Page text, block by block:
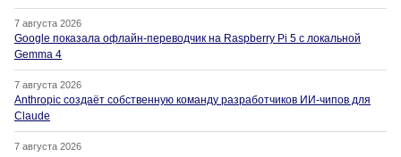
7 августа 2026
Google показала офлайн-переводчик на Raspberry Pi 5 с локальной
Gemma 4
7 августа 2026
Anthropic создаёт собственную команду разработчиков ИИ-чипов для
Claude
7 августа 2026